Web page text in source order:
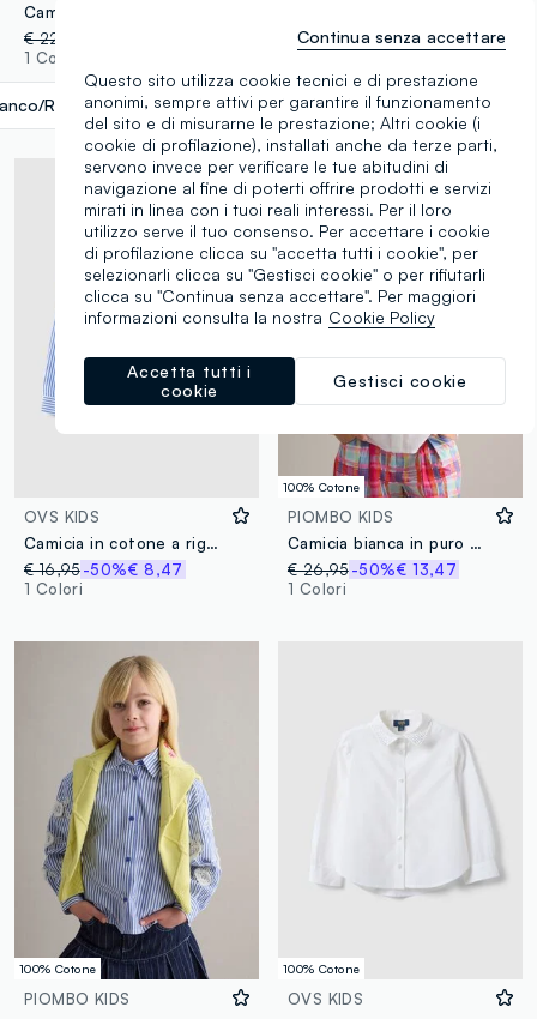
€ 22,95
1 Colori
Rosa label.selectsize
€ 24,95-50%€ 12,47
OVS KIDS
Camicia in cotone a righe multicolor da bambina regular fit
€ 16,95-50%€ 8,47
1 Colori
100% Cotone
PIOMBO KIDS
Camicia bianca in puro cotone con ricami floreali regular fit
€ 26,95 -50%€ 13,47
1 Colori
100% Cotone
PIOMBO KIDS
100% Cotone
OVS KIDS
Questo sito utilizza cookie tecnici e di prestazione
anonimi, sempre attivi per garantire il funzionamento
del sito e di misurarne le prestazione; Altri cookie (i
cookie di profilazione), installati anche da terze parti,
servono invece per verificare le tue abitudini di
navigazione al fine di poterti offrire prodotti e servizi
mirati in linea con i tuoi reali interessi. Per il loro
utilizzo serve il tuo consenso. Per accettare i cookie
di profilazione clicca su "accetta tutti i cookie", per
selezionarli clicca su "Gestisci cookie" o per rifiutarli
clicca su "Continua senza accettare". Per maggiori
informazioni consulta la nostra Cookie Policy
Gestisci cookie
Accetta tutti i
cookie
Continua senza accettare